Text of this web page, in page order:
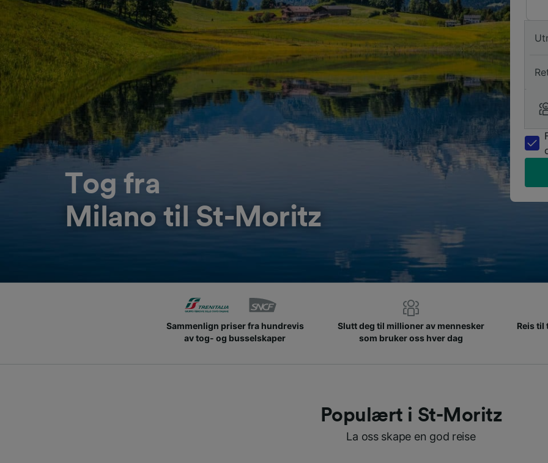
Tog fra
Milano til St-Moritz
Sammenlign priser fra hundrevis
av tog- og busselskaper
Slutt deg til millioner av mennesker
som bruker oss hver dag
Reis til
Populært i St-Moritz
La oss skape en god reise